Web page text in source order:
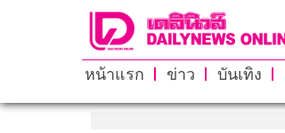
หน้าแรก ข่าว บันเทิง